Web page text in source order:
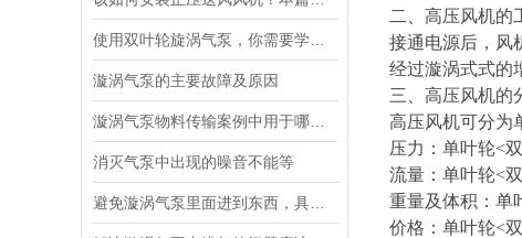
漩涡气泵的主要故障及原因
消灭气泵中出现的噪音不能等
二、高压风机的
接通电源后，风
经过漩涡式式的
三、高压风机的
高压风机可分为
压力：单叶轮<
流量：单叶轮<
重量及体积：单
价格：单叶轮<